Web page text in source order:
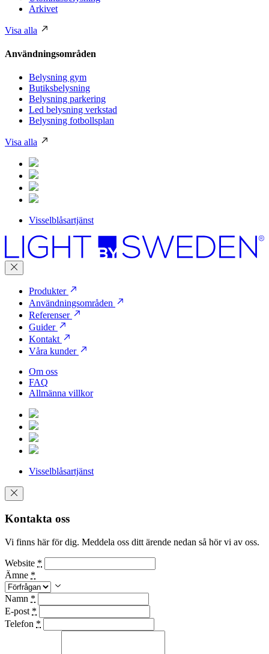
Arkivet
Visa alla
Användningsområden
Belysning gym
Butiksbelysning
Belysning parkering
Led belysning verkstad
Belysning fotbollsplan
Visa alla
Visselblåsartjänst
Produkter
Användningsområden
Referenser
Guider
Kontakt
Våra kunder
Om oss
FAQ
Allmänna villkor
Visselblåsartjänst
Kontakta oss
Vi finns här för dig. Meddela oss ditt ärende nedan så hör vi av oss.
Website *
Ämne *
Namn *
E-post *
Telefon *